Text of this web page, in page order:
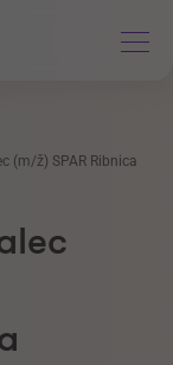
(m/ž) SPAR Ribnica